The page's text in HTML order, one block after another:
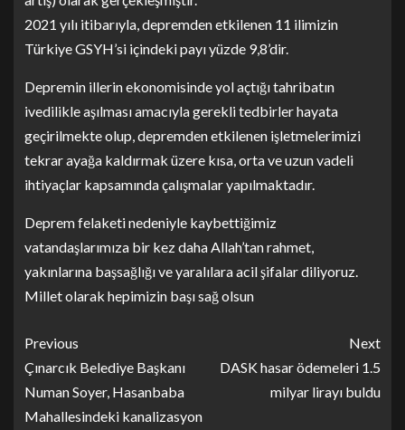
2021 yılı itibarıyla, depremden etkilenen 11 ilimizin
Türkiye GSYH’si içindeki payı yüzde 9,8’dir.
Depremin illerin ekonomisinde yol açtığı tahribatın
ivedilikle aşılması amacıyla gerekli tedbirler hayata
geçirilmekte olup, depremden etkilenen işletmelerimizi
tekrar ayağa kaldırmak üzere kısa, orta ve uzun vadeli
ihtiyaçlar kapsamında çalışmalar yapılmaktadır.
Deprem felaketi nedeniyle kaybettiğimiz
vatandaşlarımıza bir kez daha Allah’tan rahmet,
yakınlarına başsağlığı ve yaralılara acil şifalar diliyoruz.
Millet olarak hepimizin başı sağ olsun
Previous
Çınarcık Belediye Başkanı
Numan Soyer, Hasanbaba
Mahallesindeki kanalizasyon
Next
DASK hasar ödemeleri 1.5
milyar lirayı buldu